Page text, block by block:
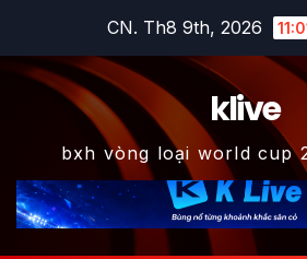
content
CN. Th8 9th, 2026
klive
bxh vòng loại world cup